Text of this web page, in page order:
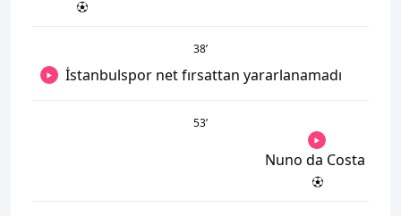
38’
İstanbulspor net fırsattan yararlanamadı
53’
Nuno da Costa